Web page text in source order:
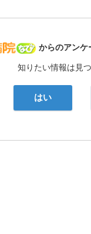
病院なび
からのアンケ
知りたい情報は見
はい